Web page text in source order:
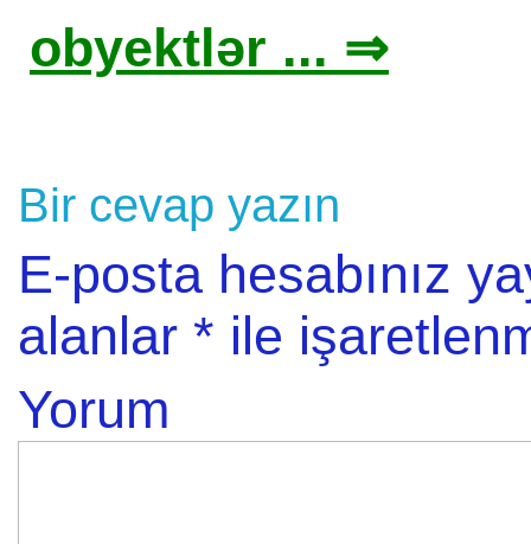
obyektlər ... ⇒
Bir cevap yazın
E-posta hesabınız
alanlar * ile
Yorum